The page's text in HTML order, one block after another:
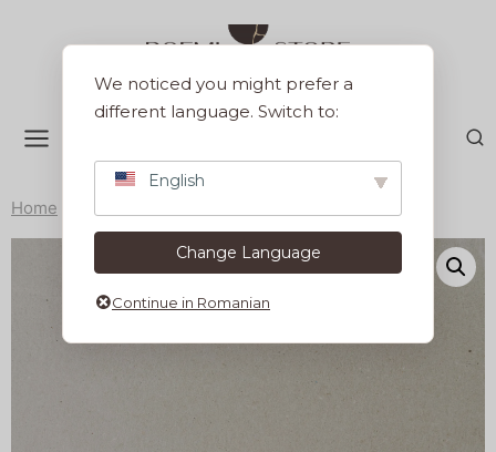
Home
We noticed you might prefer a
different language. Switch to:
English
Change Language
Continue in Romanian